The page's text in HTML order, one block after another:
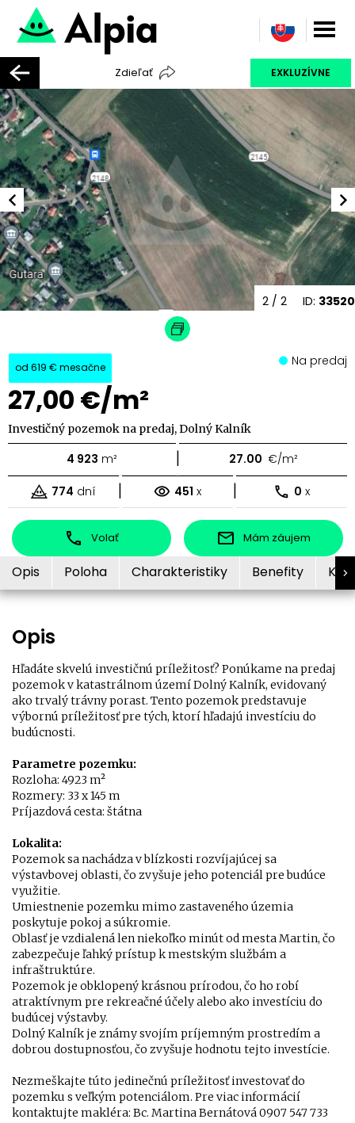
Zdieľať EXKLUZÍVNE
ID: 33520
2 / 2
od 619 € mesačne
27,00 €/m²
Na predaj
Investičný pozemok na predaj, Dolný Kalník
4 923 m² | 27.00 €/m²
774 dní | 451 x | 0 x
Volať Mám záujem
Opis Poloha Charakteristiky Benefity
Opis
Hľadáte skvelú investičnú príležitosť? Ponúkame na predaj
pozemok v katastrálnom území Dolný Kalník, evidovaný
ako trvalý trávny porast. Tento pozemok predstavuje
výbornú príležitosť pre tých, ktorí hľadajú investíciu do
budúcnosti.
Parametre pozemku:
Rozloha: 4923 m²
Rozmery: 33 x 145 m
Príjazdová cesta: štátna
Lokalita:
Pozemok sa nachádza v blízkosti rozvíjajúcej sa
výstavbovej oblasti, čo zvyšuje jeho potenciál pre budúce
využitie.
Umiestnenie pozemku mimo zastaveného územia
poskytuje pokoj a súkromie.
Oblasť je vzdialená len niekoľko minút od mesta Martin, čo
zabezpečuje ľahký prístup k mestským službám a
infraštruktúre.
Pozemok je obklopený krásnou prírodou, čo ho robí
atraktívnym pre rekreačné účely alebo ako investíciu do
budúcej výstavby.
Dolný Kalník je známy svojím príjemným prostredím a
dobrou dostupnosťou, čo zvyšuje hodnotu tejto investície.
Nezmeškajte túto jedinečnú príležitosť investovať do
pozemku s veľkým potenciálom. Pre viac informácií
kontaktujte makléra: Bc. Martina Bernátová 0907 547 733